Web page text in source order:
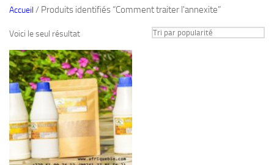
Accueil / Produits identifiés “Comment traiter l'annexite”
Voici le seul résultat